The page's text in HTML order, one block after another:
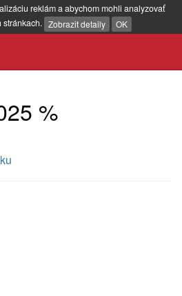
reklám a abychom mohli analyzovať
stránkach. Zobrazit detaily OK
%